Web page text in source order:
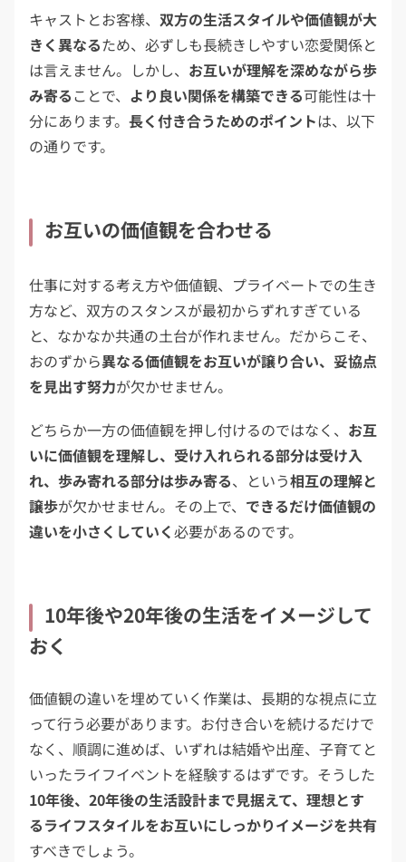
キャストとお客様、 双方の生活スタイルや価値観が大
きく異なるため、必ずしも長続きしやすい恋愛関係と
は言えません。しかし、 お互いが理解を深めながら歩
み寄ることで、 より良い関係を構築できる可能性は十
分にあります。 長く付き合うためのポイントは、以下
の通りです。
お互いの価値観を合わせる
仕事に対する考え方や価値観、プライベートでの生き
方など、双方のスタンスが最初からずれすぎている
と、なかなか共通の土台が作れません。だからこそ、
おのずから異なる価値観をお互いが譲り合い、妥協点
を見出す努力が欠かせません。
どちらか一方の価値観を押し付けるのではなく、 お互
いに価値観を理解し、受け入れられる部分は受け入
れ、歩み寄れる部分は歩み寄る、という相互の理解と
譲歩が欠かせません。その上で、 できるだけ価値観の
違いを小さくしていく必要があるのです。
10年後や20年後の生活をイメージして
おく
価値観の違いを埋めていく作業は、長期的な視点に立
って行う必要があります。お付き合いを続けるだけで
なく、順調に進めば、いずれは結婚や出産、子育てと
いったライフイベントを経験するはずです。そうした
10年後、20年後の生活設計まで見据えて、理想とす
るライフスタイルをお互いにしっかりイメージを共有
すべきでしょう。